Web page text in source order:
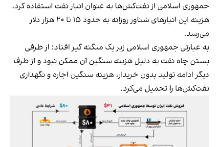
جمهوری اسلامی از نفت‌کش‌ها به عنوان انبار نفت استفاده کرد.
هزینه این انبارهای شناور روزانه به حدود ۱۵ تا ۲۰ هزار دلار
می‌رسد.
به عبارتی جمهوری اسلامی زیر یک منگنه گیر افتاد: از طرفی
بستن چاه‌ نفت به دلیل هزینه سنگین آن ممکن نبود و از طرف
دیگر ادامه تولید بدون خریدار، هزینه سنگین اجاره و نگهداری
نفت‌کش‌ها را تحمیل می‌کرد.